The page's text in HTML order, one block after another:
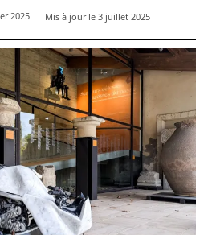
2025 Mis à jour le 3 juillet 2025